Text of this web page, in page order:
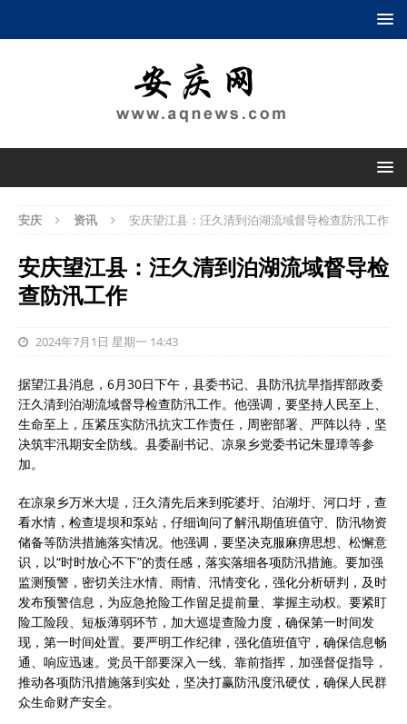
安庆 资讯 安庆望江县：汪久清到泊湖流域督导检查防汛工作
安庆望江县：汪久清到泊湖流域督导检
查防汛工作
2024年7月1日 星期一 14:43
据望江县消息，6月30日下午，县委书记、县防汛抗旱指挥部政委
汪久清到泊湖流域督导检查防汛工作。他强调，要坚持人民至上、
生命至上，压紧压实防汛抗灾工作责任，周密部署、严阵以待，坚
决筑牢汛期安全防线。县委副书记、凉泉乡党委书记朱显璋等参
加。
在凉泉乡万米大堤，汪久清先后来到驼婆圩、泊湖圩、河口圩，查
看水情，检查堤坝和泵站，仔细询问了解汛期值班值守、防汛物资
储备等防洪措施落实情况。他强调，要坚决克服麻痹思想、松懈意
识，以“时时放心不下”的责任感，落实落细各项防汛措施。要加强
监测预警，密切关注水情、雨情、汛情变化，强化分析研判，及时
发布预警信息，为应急抢险工作留足提前量、掌握主动权。要紧盯
险工险段、短板薄弱环节，加大巡堤查险力度，确保第一时间发
现，第一时间处置。要严明工作纪律，强化值班值守，确保信息畅
通、响应迅速。党员干部要深入一线、靠前指挥，加强督促指导，
推动各项防汛措施落到实处，坚决打赢防汛度汛硬仗，确保人民群
众生命财产安全。